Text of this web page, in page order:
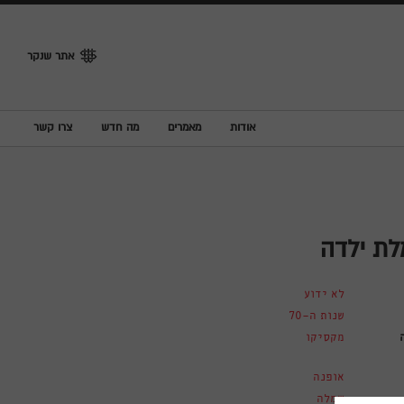
אתר שנקר
אודות מאמרים מה חדש צרו קשר
ילדה
לא ידוע
שנות ה-70
מקסיקו
אופנה
שמלה